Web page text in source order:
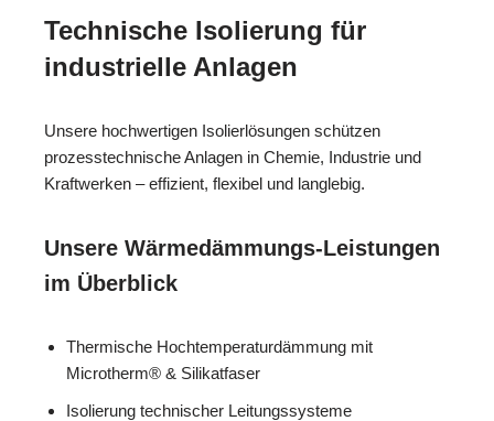
Technische Isolierung für
industrielle Anlagen
Unsere hochwertigen Isolierlösungen schützen
prozesstechnische Anlagen in Chemie, Industrie und
Kraftwerken – effizient, flexibel und langlebig.
Unsere Wärmedämmungs-Leistungen
im Überblick
Thermische Hochtemperaturdämmung mit
Microtherm® & Silikatfaser
Isolierung technischer Leitungssysteme